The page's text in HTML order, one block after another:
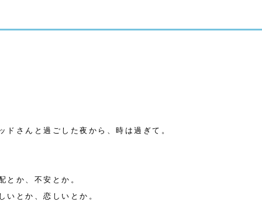
ドさんと過ごした夜から、時は過ぎて。
とか、不安とか。
いとか、恋しいとか。